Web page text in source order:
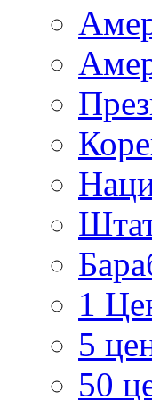
1
5
50